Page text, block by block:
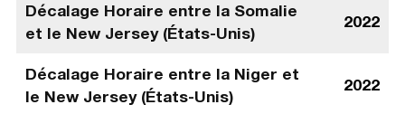
Décalage Horaire entre la Somalie
et le New Jersey (États-Unis)
2022
Décalage Horaire entre la Niger et
le New Jersey (États-Unis)
2022